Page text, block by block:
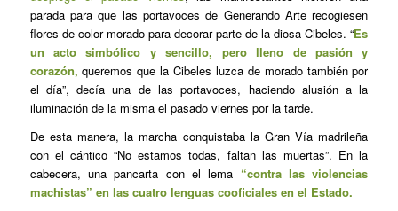
parada para que las portavoces de Generando Arte recogiesen
flores de color morado para decorar parte de la diosa Cibeles. “Es
un acto simbólico y sencillo, pero lleno de pasión y
corazón, queremos que la Cibeles luzca de morado también por
el día”, decía una de las portavoces, haciendo alusión a la
iluminación de la misma el pasado viernes por la tarde.
De esta manera, la marcha conquistaba la Gran Vía madrileña
con el cántico “No estamos todas, faltan las muertas”. En la
cabecera, una pancarta con el lema “contra las violencias
machistas” en las cuatro lenguas cooficiales en el Estado.